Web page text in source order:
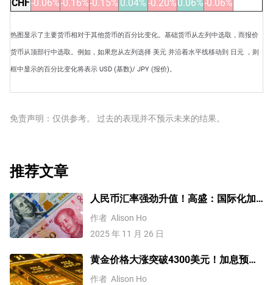
热图显示了主要货币相对于其他货币的百分比变化。基础货币从左列中选取，而报价
货币从顶部行中选取。例如，如果您从左列选择 美元 并沿着水平线移动到 日元 ，则
框中显示的百分比变化将表示 USD (基数)/ JPY (报价)。
免责声明：仅供参考。 过去的表现并不预示未来的结果。
推荐文章
人民币汇率强劲升值！高盛：国际化加
速，2026年人民币兑美元升至6.85
作者 Alison Ho
2025 年 11 月 26 日
黄金价格大涨突破4300美元！加息预期
降温叠加央行购金，未来继续涨？
作者 Alison Ho